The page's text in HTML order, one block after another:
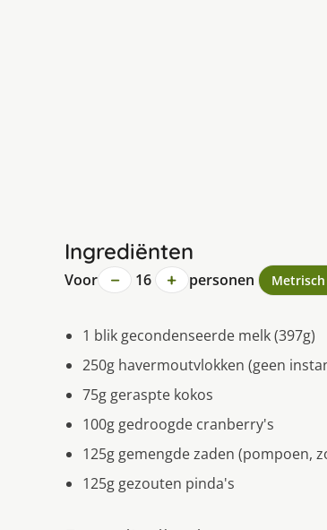
Ingrediënten
Voor − 16 + personen Metrisch
1 blik gecondenseerde melk (397g)
250g havermoutvlokken (geen
75g geraspte kokos
100g gedroogde cranberry's
125g gemengde zaden (pompoen,
125g gezouten pinda's